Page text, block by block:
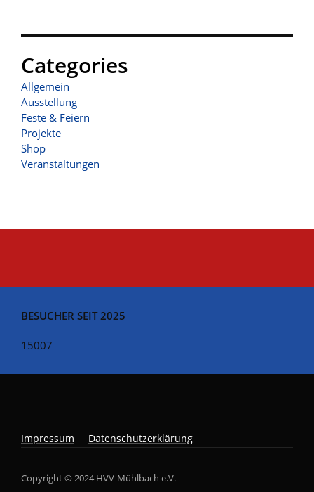
Categories
Allgemein
Ausstellung
Feste & Feiern
Projekte
Shop
Veranstaltungen
BESUCHER SEIT 2025
15007
Impressum Datenschutzerklärung
Copyright © 2024 HVV-Mühlbach e.V.